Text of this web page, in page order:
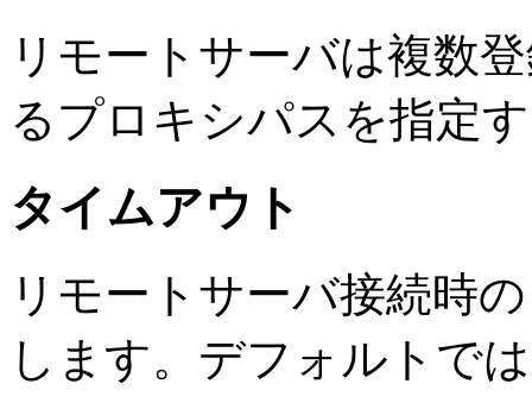
リモートサーバは複数
るプロキシパスを指定
タイムアウト
リモートサーバ接続時
します。デフォルトで